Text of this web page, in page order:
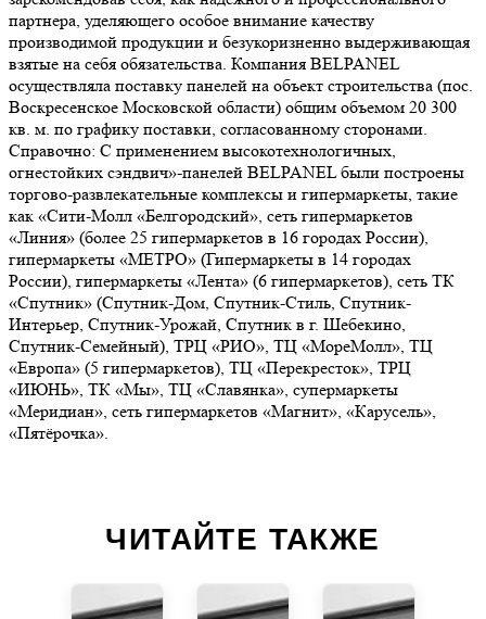
партнера, уделяющего особое внимание качеству
производимой продукции и безукоризненно выдерживающая
взятые на себя обязательства. Компания BELPANEL
осуществляла поставку панелей на объект строительства (пос.
Воскресенское Московской области) общим объемом 20 300
кв. м. по графику поставки, согласованному сторонами.
Справочно: С применением высокотехнологичных,
огнестойких сэндвич»-панелей BELPANEL были построены
торгово-развлекательные комплексы и гипермаркеты, такие
как «Сити-Молл «Белгородский», сеть гипермаркетов
«Линия» (более 25 гипермаркетов в 16 городах России),
гипермаркеты «МЕТРО» (Гипермаркеты в 14 городах
России), гипермаркеты «Лента» (6 гипермаркетов), сеть ТК
«Спутник» (Спутник-Дом, Спутник-Стиль, Спутник-
Интерьер, Спутник-Урожай, Спутник в г. Шебекино,
Спутник-Семейный), ТРЦ «РИО», ТЦ «МореМолл», ТЦ
«Европа» (5 гипермаркетов), ТЦ «Перекресток», ТРЦ
«ИЮНЬ», ТК «Мы», ТЦ «Славянка», супермаркеты
«Меридиан», сеть гипермаркетов «Магнит», «Карусель»,
«Пятёрочка».
ЧИТАЙТЕ ТАКЖЕ